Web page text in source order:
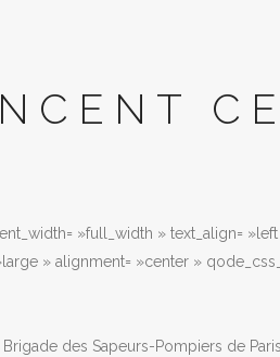
»full_width » text_align=
» alignment= »center »
Brigade des Sapeurs-Pompiers de